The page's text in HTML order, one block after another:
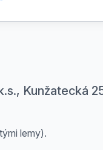
Kunžatecká
lemy).